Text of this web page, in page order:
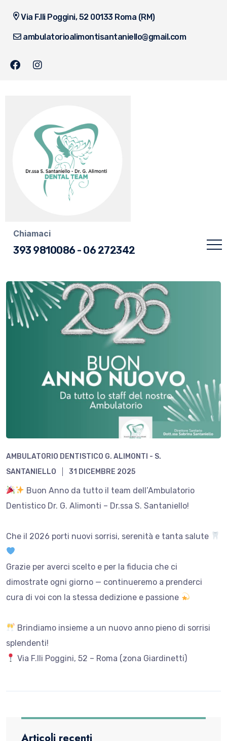
Via F.lli Poggini, 52 00133 Roma (RM)
ambulatorioalimontisantaniello@gmail.com
Chiamaci
393 9810086 - 06 272342
AMBULATORIO DENTISTICO G. ALIMONTI - S.
SANTANIELLO
31 DICEMBRE 2025
Buon Anno da tutto il team dell’Ambulatorio
Dentistico Dr. G. Alimonti – Dr.ssa S. Santaniello!
Che il 2026 porti nuovi sorrisi, serenità e tanta salute
Grazie per averci scelto e per la fiducia che ci
dimostrate ogni giorno — continueremo a prenderci
cura di voi con la stessa dedizione e passione
Brindiamo insieme a un nuovo anno pieno di sorrisi
splendenti!
Via F.lli Poggini, 52 – Roma (zona Giardinetti)
Articoli recenti